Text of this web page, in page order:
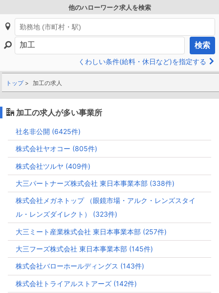
他のハローワーク求人を検索
検索
くわしい条件(給料・休日など)を指定する
トップ 加工の求人
加工の求人が多い事業所
社名非公開 (6425件)
株式会社ヤオコー (805件)
株式会社ツルヤ (409件)
大三パートナーズ株式会社 東日本事業本部 (338件)
株式会社メガネトップ （眼鏡市場・アルク・レンズスタイ
ル・レンズダイレクト） (323件)
大三ミート産業株式会社 東日本事業本部 (257件)
大三フーズ株式会社 東日本事業本部 (145件)
株式会社バローホールディングス (143件)
株式会社トライアルストアーズ (142件)